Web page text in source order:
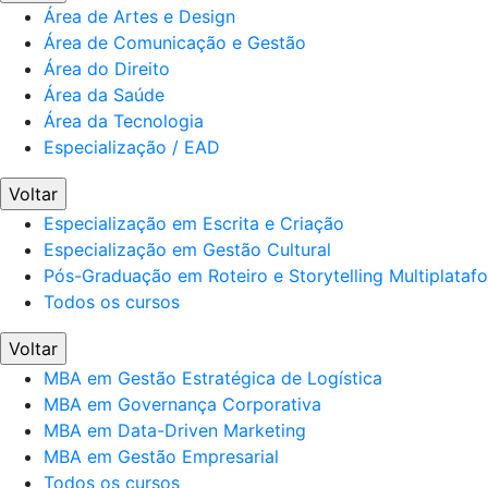
Área de Artes e Design
Área de Comunicação e Gestão
Área do Direito
Área da Saúde
Área da Tecnologia
Especialização / EAD
Voltar
Especialização em Escrita e Criação
Especialização em Gestão Cultural
Pós-Graduação em Roteiro e Storytelling
Todos os cursos
Voltar
MBA em Gestão Estratégica de Logística
MBA em Governança Corporativa
MBA em Data-Driven Marketing
MBA em Gestão Empresarial
Todos os cursos